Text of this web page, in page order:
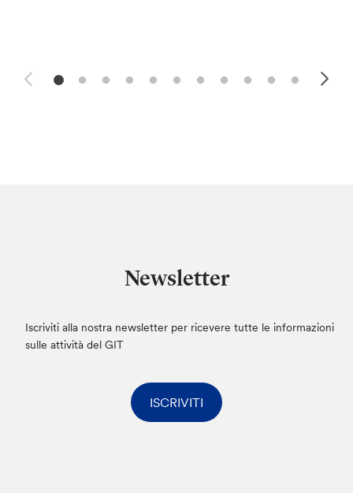
Newsletter
Iscriviti alla nostra newsletter per ricevere tutte le informazioni
sulle attività del GIT
ISCRIVITI